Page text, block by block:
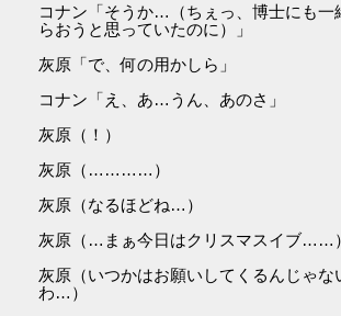
コナン「そうか…（ちぇっ、博士にも一
らおうと思っていたのに）」
灰原「で、何の用かしら」
コナン「え、あ…うん、あのさ」
灰原（！）
灰原（…………）
灰原（なるほどね…）
灰原（…まぁ今日はクリスマスイブ……）
灰原（いつかはお願いしてくるんじゃな
わ…）